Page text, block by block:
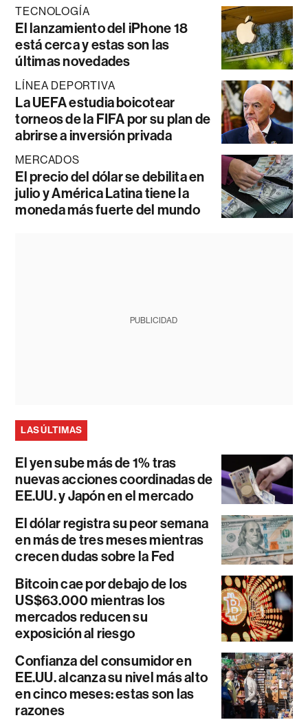
TECNOLOGÍA
El lanzamiento del iPhone 18
está cerca y estas son las
últimas novedades
LÍNEA DEPORTIVA
La UEFA estudia boicotear
torneos de la FIFA por su plan de
abrirse a inversión privada
MERCADOS
El precio del dólar se debilita en
julio y América Latina tiene la
moneda más fuerte del mundo
PUBLICIDAD
LAS ÚLTIMAS
El yen sube más de 1% tras
nuevas acciones coordinadas de
EE.UU. y Japón en el mercado
El dólar registra su peor semana
en más de tres meses mientras
crecen dudas sobre la Fed
Bitcoin cae por debajo de los
US$63.000 mientras los
mercados reducen su
exposición al riesgo
Confianza del consumidor en
EE.UU. alcanza su nivel más alto
en cinco meses: estas son las
razones